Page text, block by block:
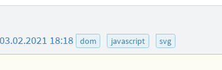
03.02.2021 18:18 dom javascript svg